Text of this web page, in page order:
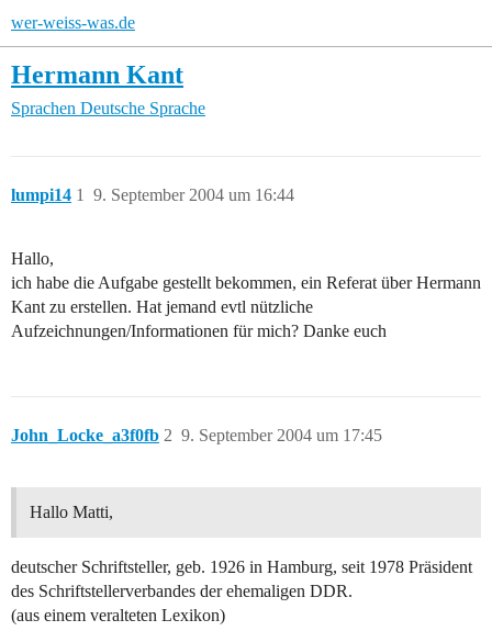
wer-weiss-was.de
Hermann Kant
Sprachen Deutsche Sprache
lumpi14 9. September 2004 um 16:44
1
Hallo,
ich habe die Aufgabe gestellt bekommen, ein Referat über Hermann
Kant zu erstellen. Hat jemand evtl nützliche
Aufzeichnungen/Informationen für mich? Danke euch
John_Locke_a3f0fb 9. September 2004 um 17:45
2
Hallo Matti,
deutscher Schriftsteller, geb. 1926 in Hamburg, seit 1978 Präsident
des Schriftstellerverbandes der ehemaligen DDR.
(aus einem veralteten Lexikon)